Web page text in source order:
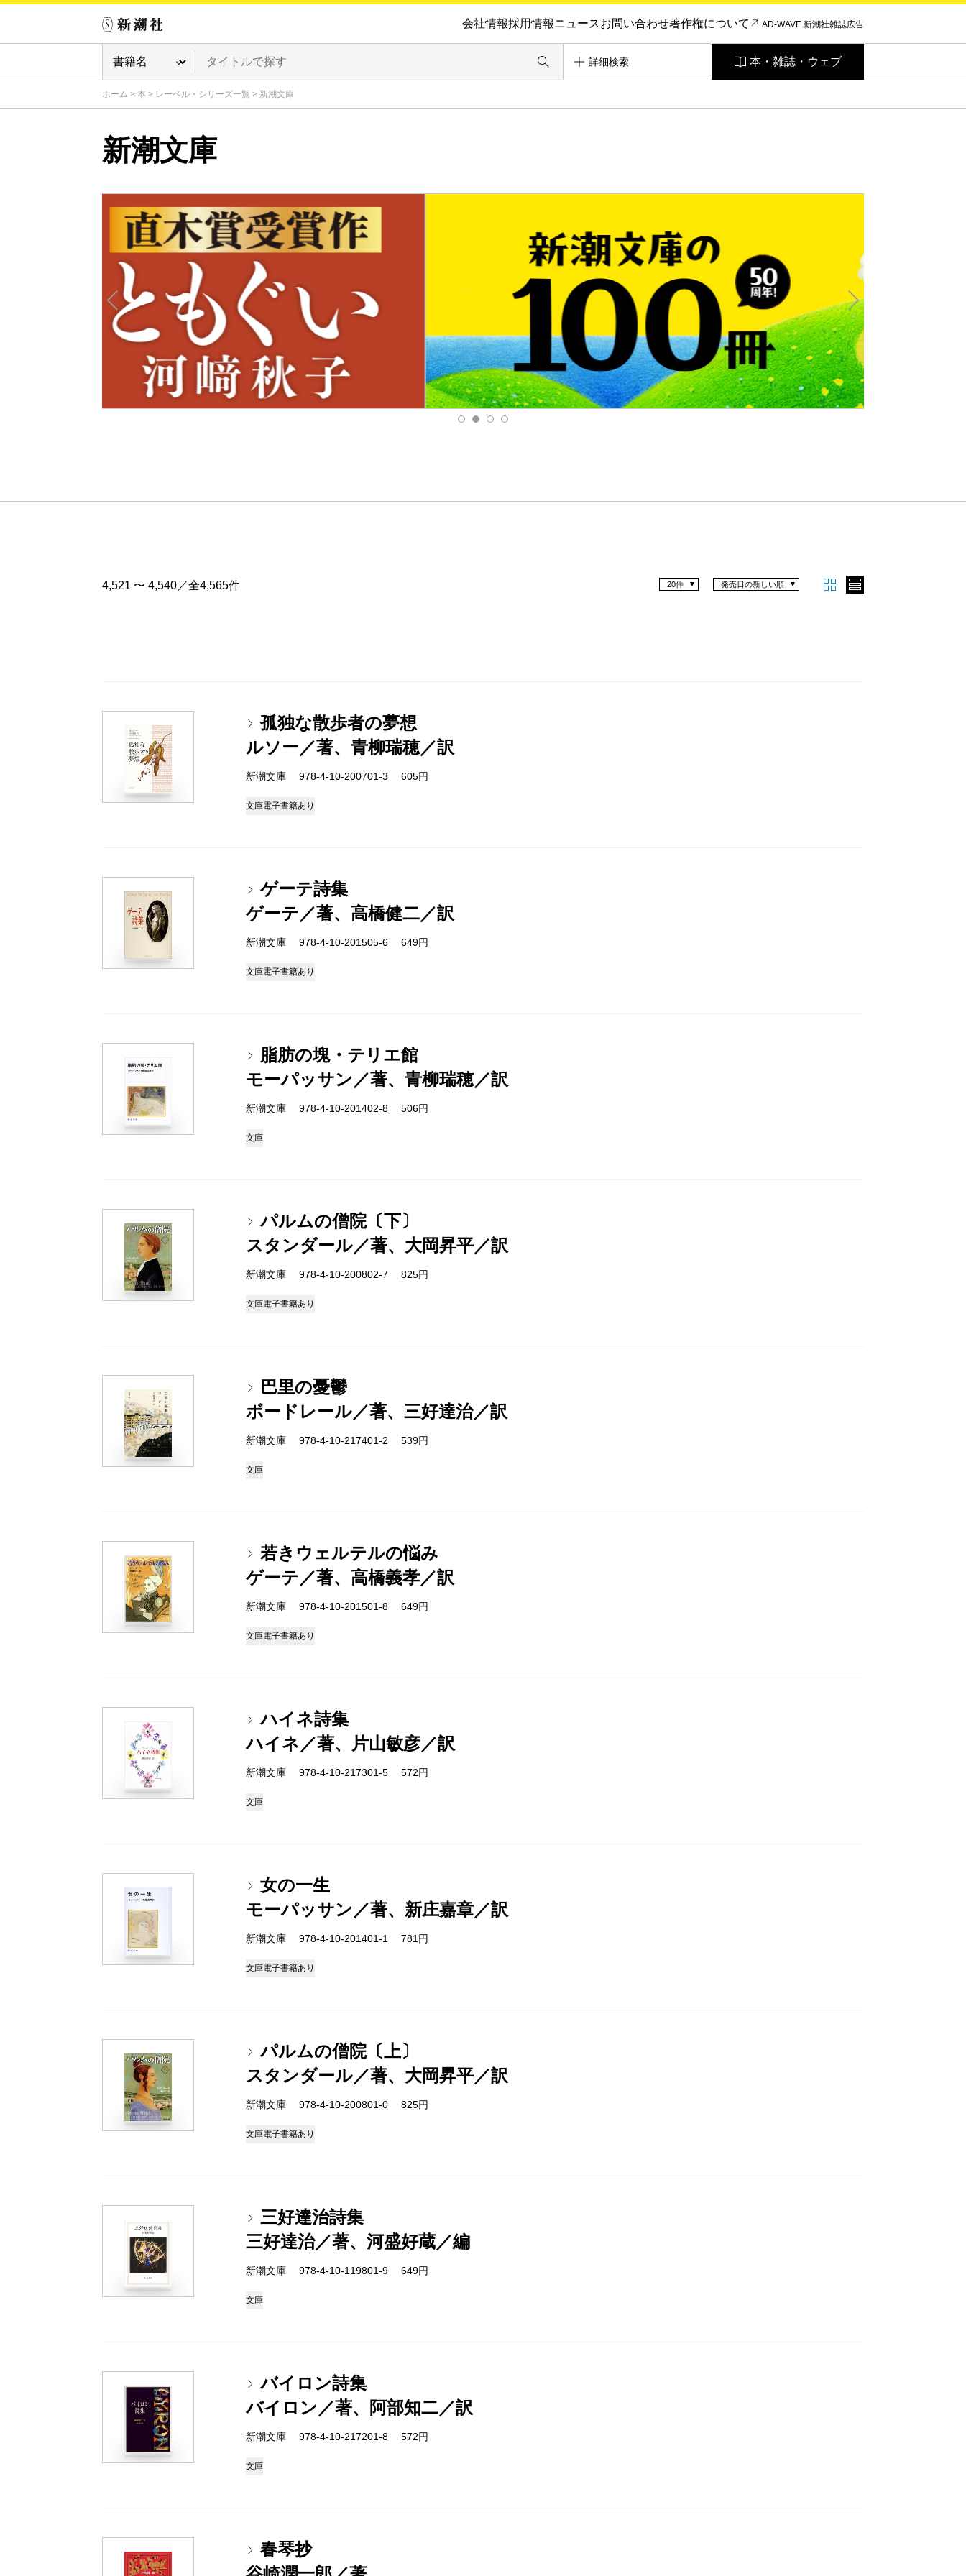
会社情報採用情報ニュースお問い合わせ著作権について AD-WAVE 新潮社雑誌広告
詳細検索 本・雑誌・ウェブ
ホーム > 本 > レーベル・シリーズ一覧 > 新潮文庫
新潮文庫
Pre
Nex
t
4,521 〜 4,540／全4,565件 発売日の新しい順
20件
孤独な散歩者の夢想
ルソー／著、青柳瑞穂／訳
新潮文庫 978-4-10-200701-3 605円
文庫電子書籍あり
ゲーテ詩集
ゲーテ／著、高橋健二／訳
新潮文庫 978-4-10-201505-6 649円
文庫電子書籍あり
脂肪の塊・テリエ館
モーパッサン／著、青柳瑞穂／訳
新潮文庫 978-4-10-201402-8 506円
文庫
パルムの僧院〔下〕
スタンダール／著、大岡昇平／訳
新潮文庫 978-4-10-200802-7 825円
文庫電子書籍あり
巴里の憂鬱
ボードレール／著、三好達治／訳
新潮文庫 978-4-10-217401-2 539円
文庫
若きウェルテルの悩み
ゲーテ／著、高橋義孝／訳
新潮文庫 978-4-10-201501-8 649円
文庫電子書籍あり
ハイネ詩集
ハイネ／著、片山敏彦／訳
新潮文庫 978-4-10-217301-5 572円
文庫
女の一生
モーパッサン／著、新庄嘉章／訳
新潮文庫 978-4-10-201401-1 781円
文庫電子書籍あり
パルムの僧院〔上〕
スタンダール／著、大岡昇平／訳
新潮文庫 978-4-10-200801-0 825円
文庫電子書籍あり
三好達治詩集
三好達治／著、河盛好蔵／編
新潮文庫 978-4-10-119801-9 649円
文庫
バイロン詩集
バイロン／著、阿部知二／訳
新潮文庫 978-4-10-217201-8 572円
文庫
春琴抄